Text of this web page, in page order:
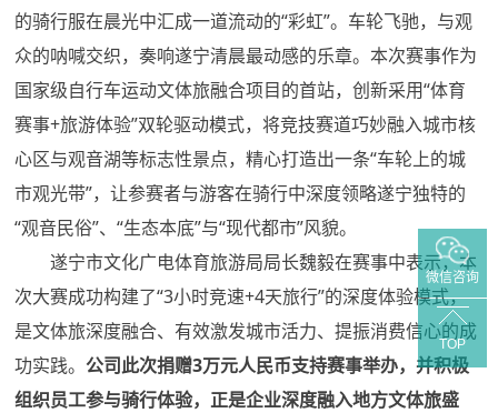
的骑行服在晨光中汇成一道流动的“彩虹”。车轮飞驰，与观
众的呐喊交织，奏响遂宁清晨最动感的乐章。本次赛事作为
国家级自行车运动文体旅融合项目的首站，创新采用“体育
赛事+旅游体验”双轮驱动模式，将竞技赛道巧妙融入城市核
心区与观音湖等标志性景点，精心打造出一条“车轮上的城
市观光带”，让参赛者与游客在骑行中深度领略遂宁独特的
“观音民俗”、“生态本底”与“现代都市”风貌。
遂宁市文化广电体育旅游局局长魏毅在赛事中表示，本
次大赛成功构建了“3小时竞速+4天旅行”的深度体验模式，
是文体旅深度融合、有效激发城市活力、提振消费信心的成
功实践。 公司此次捐赠3万元人民币支持赛事举办，并积极
组织员工参与骑行体验，正是企业深度融入地方文体旅盛
微信咨询
TOP